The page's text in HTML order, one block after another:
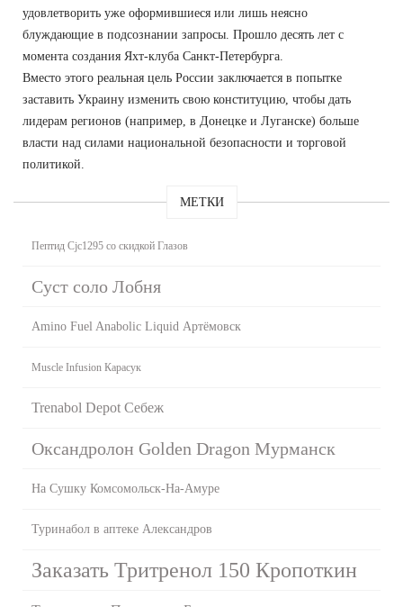
удовлетворить уже оформившиеся или лишь неясно
блуждающие в подсознании запросы. Прошло десять лет с
момента создания Яхт-клуба Санкт-Петербурга.
Вместо этого реальная цель России заключается в попытке
заставить Украину изменить свою конституцию, чтобы дать
лидерам регионов (например, в Донецке и Луганске) больше
власти над силами национальной безопасности и торговой
политикой.
МЕТКИ
Пептид Cjc1295 со скидкой Глазов
Суст соло Лобня
Amino Fuel Anabolic Liquid Артёмовск
Muscle Infusion Карасук
Trenabol Depot Себеж
Оксандролон Golden Dragon Мурманск
На Сушку Комсомольск-На-Амуре
Туринабол в аптеке Александров
Заказать Тритренол 150 Кропоткин